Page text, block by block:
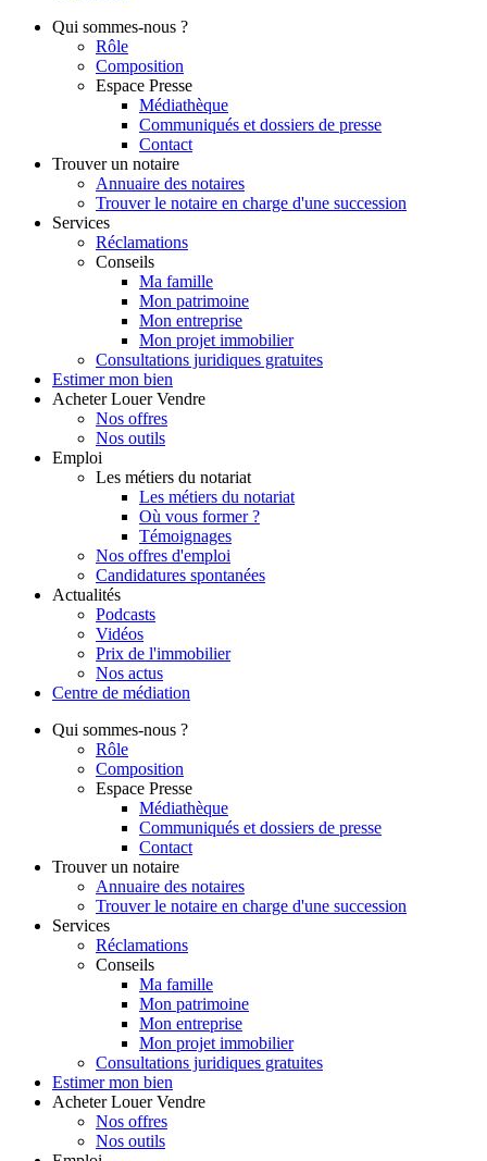
Qui sommes-nous ?
Rôle
Composition
Espace Presse
Médiathèque
Communiqués et dossiers de presse
Contact
Trouver un notaire
Annuaire des notaires
Trouver le notaire en charge d'une succession
Services
Réclamations
Conseils
Ma famille
Mon patrimoine
Mon entreprise
Mon projet immobilier
Consultations juridiques gratuites
Estimer mon bien
Acheter Louer Vendre
Nos offres
Nos outils
Emploi
Les métiers du notariat
Les métiers du notariat
Où vous former ?
Témoignages
Nos offres d'emploi
Candidatures spontanées
Actualités
Podcasts
Vidéos
Prix de l'immobilier
Nos actus
Centre de médiation
Qui sommes-nous ?
Rôle
Composition
Espace Presse
Médiathèque
Communiqués et dossiers de presse
Contact
Trouver un notaire
Annuaire des notaires
Trouver le notaire en charge d'une succession
Services
Réclamations
Conseils
Ma famille
Mon patrimoine
Mon entreprise
Mon projet immobilier
Consultations juridiques gratuites
Estimer mon bien
Acheter Louer Vendre
Nos offres
Nos outils